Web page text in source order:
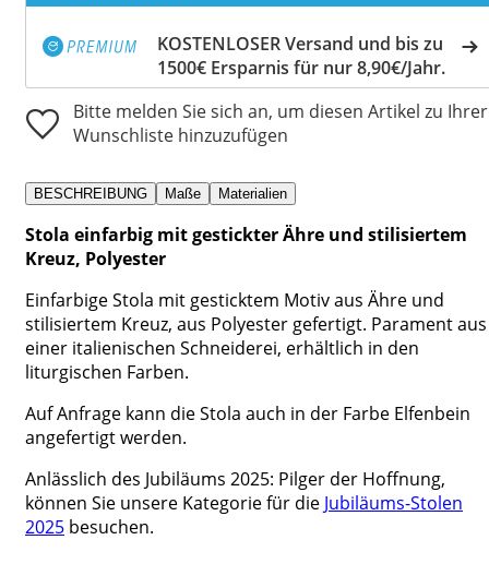
KOSTENLOSER Versand und bis zu
1500€ Ersparnis für nur 8,90€/Jahr.
Bitte melden Sie sich an, um diesen Artikel zu Ihrer
Wunschliste hinzuzufügen
BESCHREIBUNG Maße Materialien
Stola einfarbig mit gestickter Ähre und stilisiertem
Kreuz, Polyester
Einfarbige Stola mit gesticktem Motiv aus Ähre und
stilisiertem Kreuz, aus Polyester gefertigt. Parament aus
einer italienischen Schneiderei, erhältlich in den
liturgischen Farben.
Auf Anfrage kann die Stola auch in der Farbe Elfenbein
angefertigt werden.
Anlässlich des Jubiläums 2025: Pilger der Hoffnung,
können Sie unsere Kategorie für die Jubiläums-Stolen
2025 besuchen.